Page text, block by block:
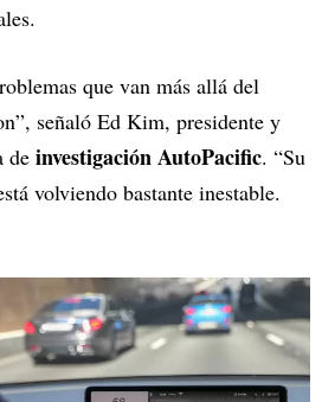
que van más allá del
señaló Ed Kim, presidente y
de investigación AutoPacific. “Su
volviendo bastante inestable.